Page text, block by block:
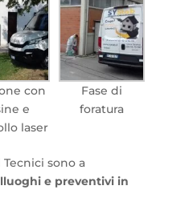
con
e
laser
Fase di
foratura
sono a
e preventivi in